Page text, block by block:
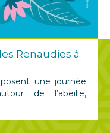
Renaudies à
une journée
de l’abeille,